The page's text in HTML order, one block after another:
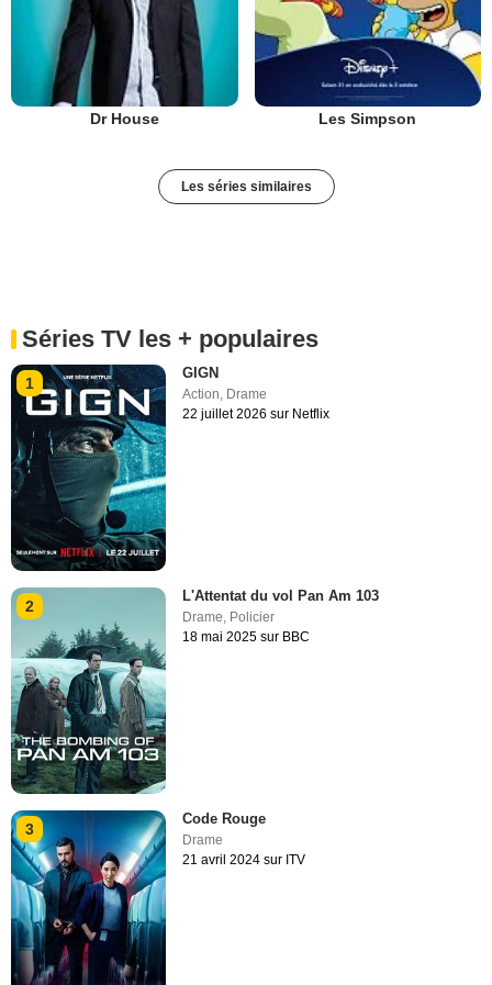
Dr House Les Simpson
Les séries similaires
Séries TV les + populaires
1
GIGN
Action Drame
22 juillet 2026 sur Netflix
2
L'Attentat du vol Pan Am 103
Drame, Policier
18 mai 2025 sur BBC
3
Code Rouge
Drame
21 avril 2024 sur ITV